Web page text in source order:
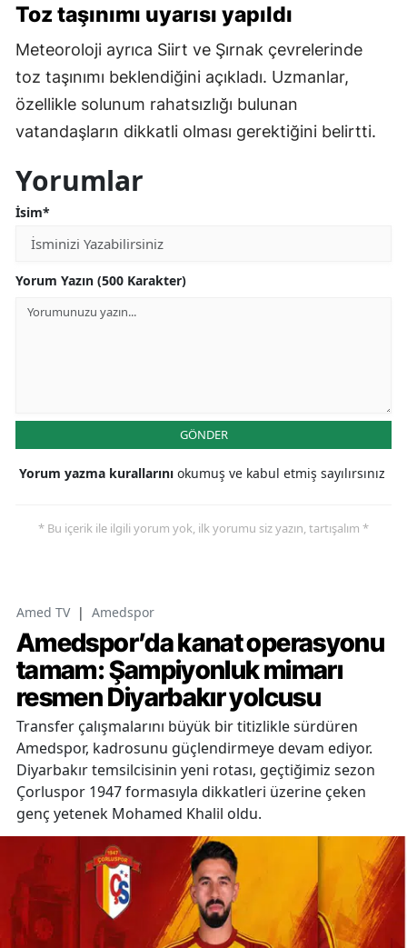
Toz taşınımı uyarısı yapıldı
Meteoroloji ayrıca Siirt ve Şırnak çevrelerinde
toz taşınımı beklendiğini açıkladı. Uzmanlar,
özellikle solunum rahatsızlığı bulunan
vatandaşların dikkatli olması gerektiğini belirtti.
Yorumlar
İsim*
Yorum Yazın (500 Karakter)
GÖNDER
Yorum yazma kurallarını okumuş ve kabul etmiş sayılırsınız
* Bu içerik ile ilgili yorum yok, ilk yorumu siz yazın, tartışalım *
Amed TV | Amedspor
Amedspor’da kanat operasyonu
tamam: Şampiyonluk mimarı
resmen Diyarbakır yolcusu
Transfer çalışmalarını büyük bir titizlikle sürdüren
Amedspor, kadrosunu güçlendirmeye devam ediyor.
Diyarbakır temsilcisinin yeni rotası, geçtiğimiz sezon
Çorluspor 1947 formasıyla dikkatleri üzerine çeken
genç yetenek Mohamed Khalil oldu.